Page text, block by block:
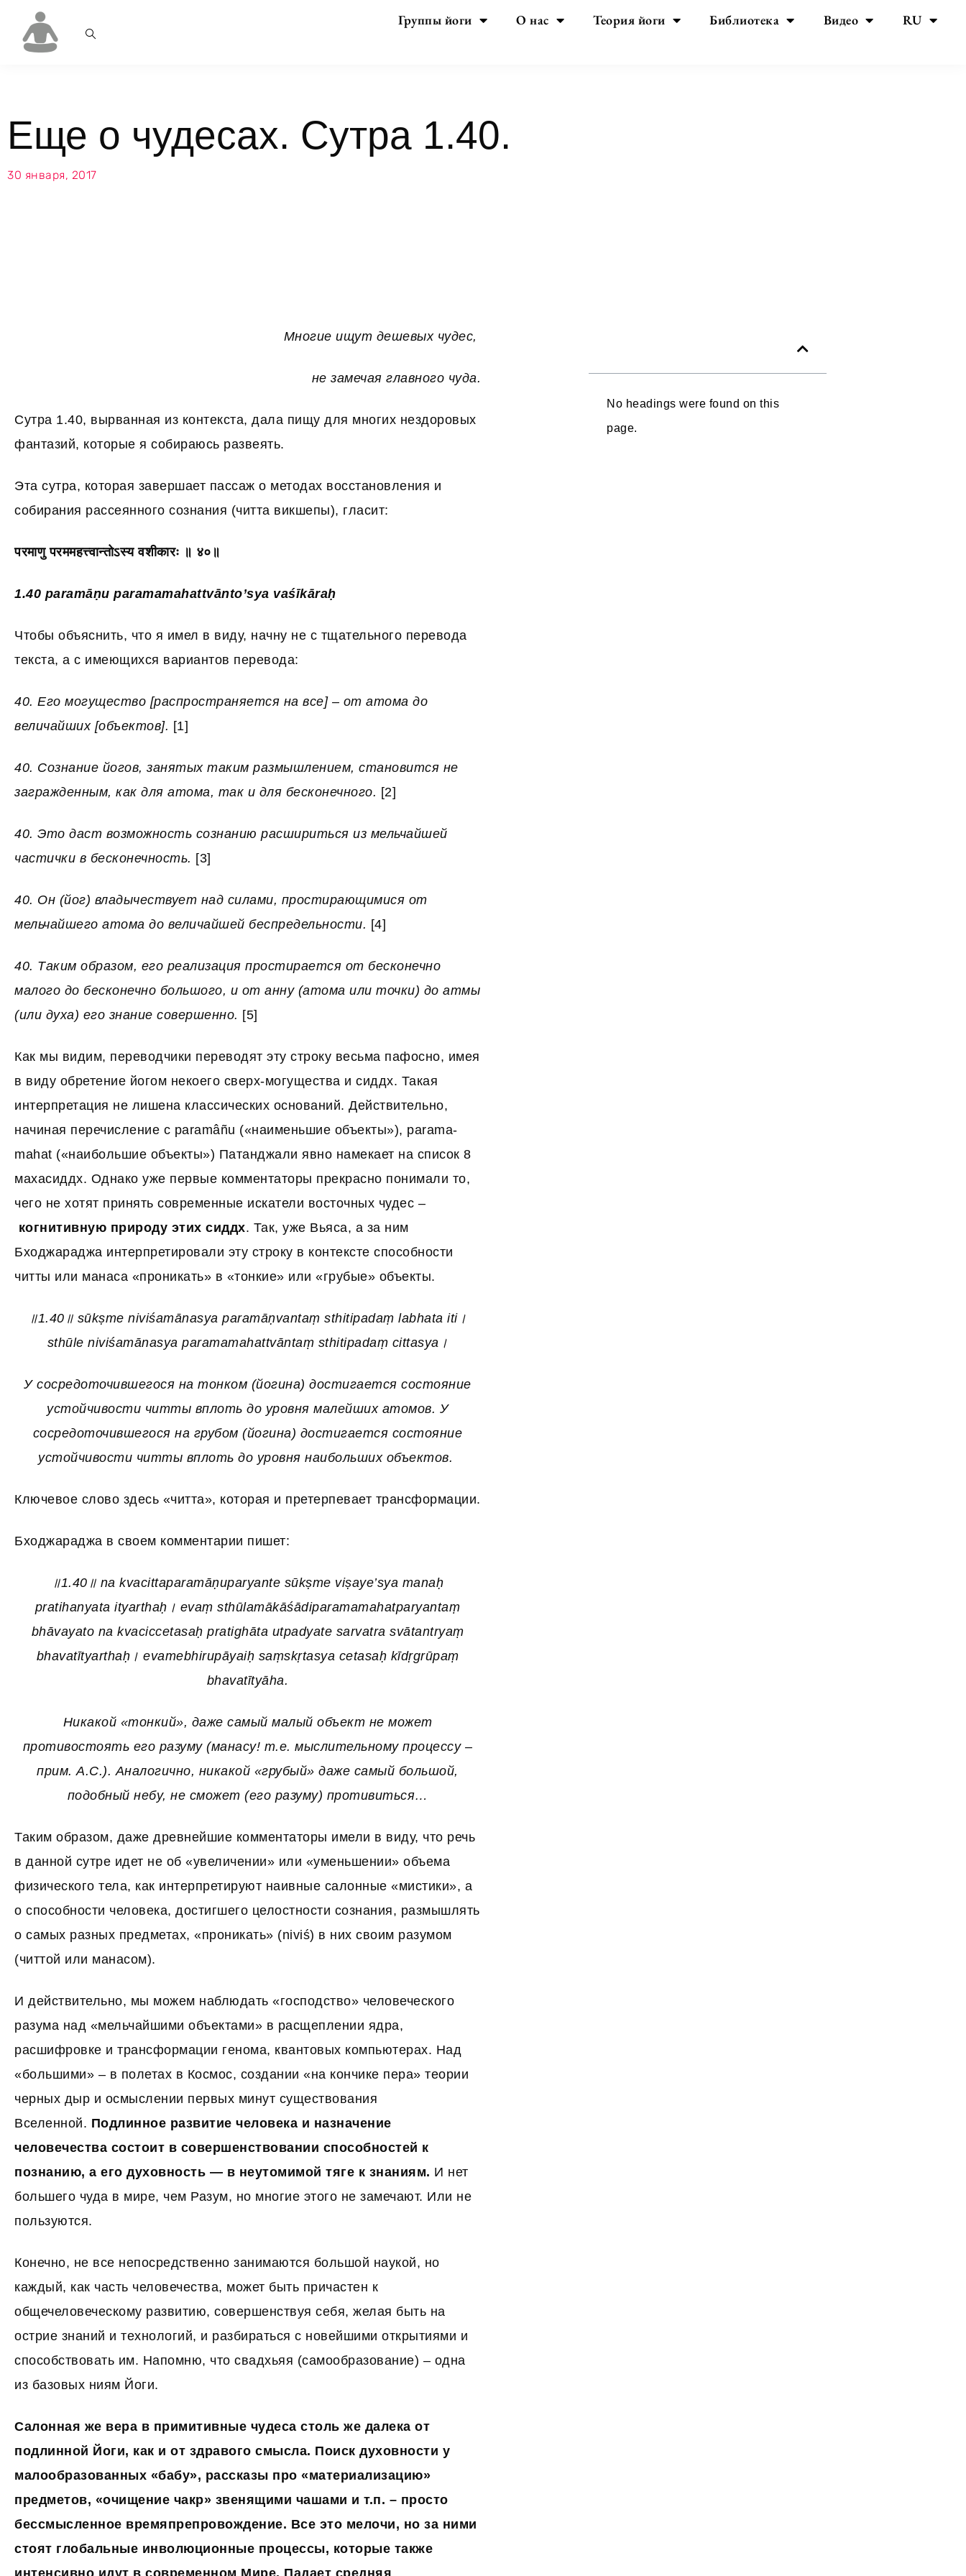
Группы йоги О нас Теория йоги Библиотека Видео RU
Еще о чудесах. Сутра 1.40.
30 января, 2017
Многие ищут дешевых чудес,
не замечая главного чуда.
Сутра 1.40, вырванная из контекста, дала пищу для многих нездоровых
фантазий, которые я собираюсь развеять.
Эта сутра, которая завершает пассаж о методах восстановления и
собирания рассеянного сознания (читта викшепы), гласит:
परमाणु परममहत्त्वान्तोऽस्य वशीकारः ॥ ४०॥
1.40 paramāṇu paramamahattvānto’sya vaśīkāraḥ
Чтобы объяснить, что я имел в виду, начну не с тщательного перевода
текста, а с имеющихся вариантов перевода:
40. Его могущество [распространяется на все] – от атома до
величайших [объектов]. [1]
40. Сознание йогов, занятых таким размышлением, становится не
загражденным, как для атома, так и для бесконечного. [2]
40. Это даст возможность сознанию расшириться из мельчайшей
частички в бесконечность. [3]
40. Он (йог) владычествует над силами, простирающимися от
мельчайшего атома до величайшей беспредельности. [4]
40. Таким образом, его реализация простирается от бесконечно
малого до бесконечно большого, и от анну (атома или точки) до атмы
(или духа) его знание совершенно. [5]
Как мы видим, переводчики переводят эту строку весьма пафосно, имея
в виду обретение йогом некоего сверх-могущества и сиддх. Такая
интерпретация не лишена классических оснований. Действительно,
начиная перечисление с paramâñu («наименьшие объекты»), parama-
mahat («наибольшие объекты») Патанджали явно намекает на список 8
махасиддх. Однако уже первые комментаторы прекрасно понимали то,
чего не хотят принять современные искатели восточных чудес –
когнитивную природу этих сиддх. Так, уже Вьяса, а за ним
Бходжараджа интерпретировали эту строку в контексте способности
читты или манаса «проникать» в «тонкие» или «грубые» объекты.
॥1.40॥ sūkṣme niviśamānasya paramāṇvantaṃ sthitipadaṃ labhata iti।
sthūle niviśamānasya paramamahattvāntaṃ sthitipadaṃ cittasya।
У сосредоточившегося на тонком (йогина) достигается состояние
устойчивости читты вплоть до уровня малейших атомов. У
сосредоточившегося на грубом (йогина) достигается состояние
устойчивости читты вплоть до уровня наибольших объектов.
Ключевое слово здесь «читта», которая и претерпевает трансформации.
Бходжараджа в своем комментарии пишет:
॥1.40॥ na kvacittaparamāṇuparyante sūkṣme viṣaye’sya manaḥ
pratihanyata ityarthaḥ। evaṃ sthūlamākāśādiparamamahatparyantaṃ
bhāvayato na kvaciccetasaḥ pratighāta utpadyate sarvatra svātantryaṃ
bhavatītyarthaḥ। evamebhirupāyaiḥ saṃskṛtasya cetasaḥ kīdṛgrūpaṃ
bhavatītyāha.
Никакой «тонкий», даже самый малый объект не может
противостоять его разуму (манасу! т.е. мыслительному процессу –
прим. А.С.). Аналогично, никакой «грубый» даже самый большой,
подобный небу, не сможет (его разуму) противиться…
Таким образом, даже древнейшие комментаторы имели в виду, что речь
в данной сутре идет не об «увеличении» или «уменьшении» объема
физического тела, как интерпретируют наивные салонные «мистики», а
о способности человека, достигшего целостности сознания, размышлять
о самых разных предметах, «проникать» (niviś) в них своим разумом
(читтой или манасом).
И действительно, мы можем наблюдать «господство» человеческого
разума над «мельчайшими объектами» в расщеплении ядра,
расшифровке и трансформации генома, квантовых компьютерах. Над
«большими» – в полетах в Космос, создании «на кончике пера» теории
черных дыр и осмыслении первых минут существования
Вселенной. Подлинное развитие человека и назначение
человечества состоит в совершенствовании способностей к
познанию, а его духовность — в неутомимой тяге к знаниям. И нет
большего чуда в мире, чем Разум, но многие этого не замечают. Или не
пользуются.
Конечно, не все непосредственно занимаются большой наукой, но
каждый, как часть человечества, может быть причастен к
общечеловеческому развитию, совершенствуя себя, желая быть на
острие знаний и технологий, и разбираться с новейшими открытиями и
способствовать им. Напомню, что свадхьяя (самообразование) – одна
из базовых ниям Йоги.
Салонная же вера в примитивные чудеса столь же далека от
подлинной Йоги, как и от здравого смысла. Поиск духовности у
малообразованных «бабу», рассказы про «материализацию»
предметов, «очищение чакр» звенящими чашами и т.п. – просто
бессмысленное времяпрепровождение. Все это мелочи, но за ними
стоят глобальные инволюционные процессы, которые также
интенсивно идут в современном Мире. Падает средняя
No headings were found on this
page.